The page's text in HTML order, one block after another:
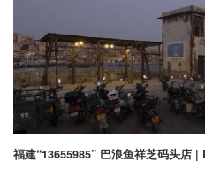
福建“13655985” 巴浪鱼祥芝码头店